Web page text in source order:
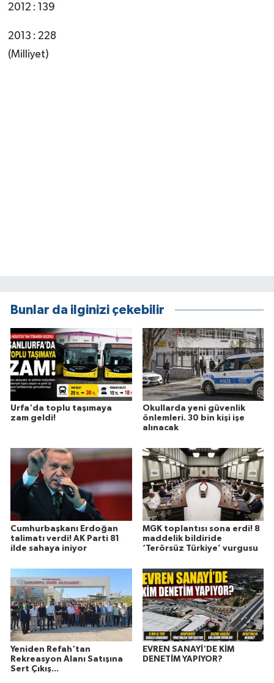
2012 : 139
2013 : 228
(Milliyet)
Bunlar da ilginizi çekebilir
Urfa'da toplu taşımaya
zam geldi!
Okullarda yeni güvenlik
önlemleri. 30 bin kişi işe
alınacak
Cumhurbaşkanı Erdoğan
talimatı verdi! AK Parti 81
ilde sahaya iniyor
MGK toplantısı sona erdi! 8
maddelik bildiride
‘Terörsüz Türkiye’ vurgusu
Yeniden Refah'tan
Rekreasyon Alanı Satışına
Sert Çıkış...
EVREN SANAYİ'DE KİM
DENETİM YAPIYOR?